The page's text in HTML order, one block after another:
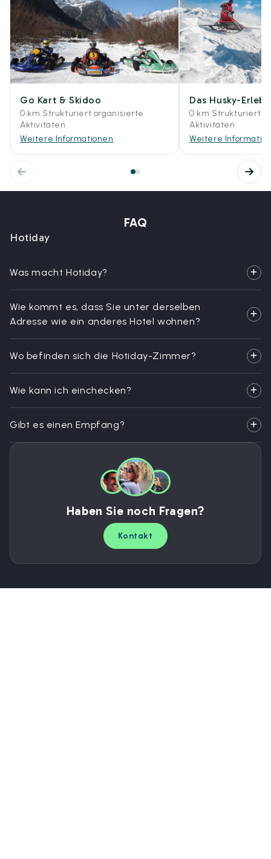
Go Kart & Skidoo
0 km Strukturiert organisierte
Aktivitäten
Weitere Informationen
Das Husky-
0 km Strukturiert
Aktivitäten
Weitere
FAQ
Hotiday
Was macht Hotiday?
Wie kommt es, dass Sie unter derselben
Adresse wie ein anderes Hotel wohnen?
Wo befinden sich die Hotiday-Zimmer?
Wie kann ich einchecken?
Gibt es einen Empfang?
Haben Sie noch Fragen?
Kontakt